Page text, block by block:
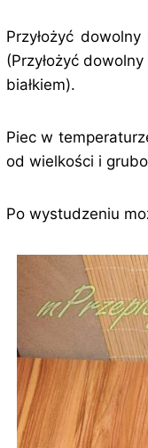
Przyłożyć
(Przyłożyć
białkiem).
Piec w
od wielkości i
Po wystudzeniu